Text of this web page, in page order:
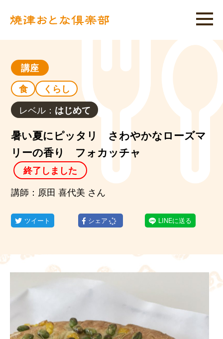
講座
食
くらし
レベル： はじめて
暑い夏にピッタリ さわやかなローズマ
リーの香り フォカッチャ
終了しました
講師：原田 喜代美 さん
ツイート シェア LINEに送る